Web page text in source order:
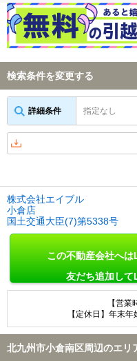
検索条件を変更する
詳細条件 指定なし
株式会社エイブル
小倉店
国土交通大臣(7)第5338号
この不動産会社へは
友だち追加して
【営
【定休日】年末
北九州市小倉南区周辺のエリ